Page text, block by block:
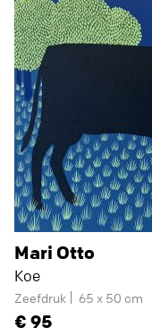
Mari Otto
Koe
Zeefdruk 65 x 50 cm
95